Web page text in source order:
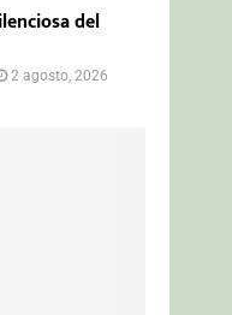
del
2 agosto, 2026